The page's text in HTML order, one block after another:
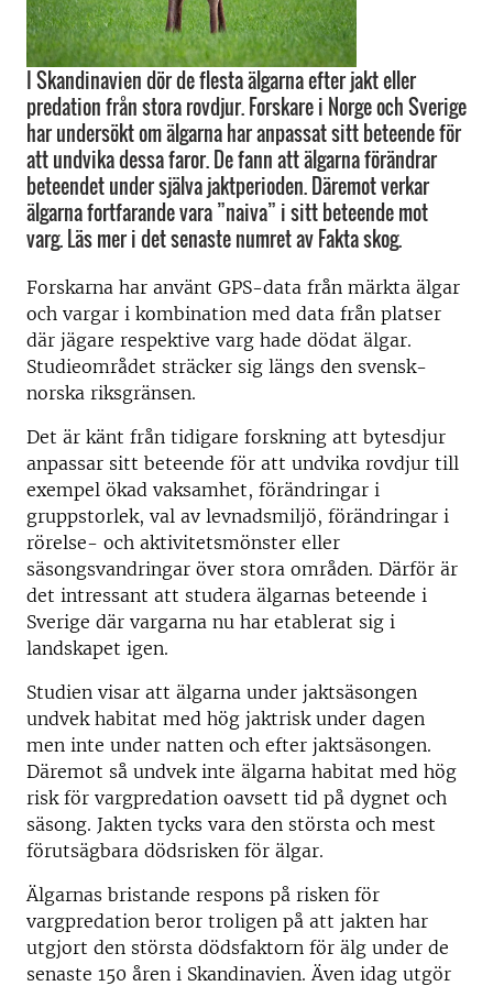
I Skandinavien dör de flesta älgarna efter jakt eller
predation från stora rovdjur. Forskare i Norge och Sverige
har undersökt om älgarna har anpassat sitt beteende för
att undvika dessa faror. De fann att älgarna förändrar
beteendet under själva jaktperioden. Däremot verkar
älgarna fortfarande vara ”naiva” i sitt beteende mot
varg. Läs mer i det senaste numret av Fakta skog.
Forskarna har använt GPS-data från märkta älgar
och vargar i kombination med data från platser
där jägare respektive varg hade dödat älgar.
Studieområdet sträcker sig längs den svensk-
norska riksgränsen.
Det är känt från tidigare forskning att bytesdjur
anpassar sitt beteende för att undvika rovdjur till
exempel ökad vaksamhet, förändringar i
gruppstorlek, val av levnadsmiljö, förändringar i
rörelse- och aktivitetsmönster eller
säsongsvandringar över stora områden. Därför är
det intressant att studera älgarnas beteende i
Sverige där vargarna nu har etablerat sig i
landskapet igen.
Studien visar att älgarna under jaktsäsongen
undvek habitat med hög jaktrisk under dagen
men inte under natten och efter jaktsäsongen.
Däremot så undvek inte älgarna habitat med hög
risk för vargpredation oavsett tid på dygnet och
säsong. Jakten tycks vara den största och mest
förutsägbara dödsrisken för älgar.
Älgarnas bristande respons på risken för
vargpredation beror troligen på att jakten har
utgjort den största dödsfaktorn för älg under de
senaste 150 åren i Skandinavien. Även idag utgör